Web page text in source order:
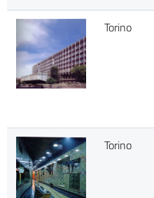
Torino
Torino